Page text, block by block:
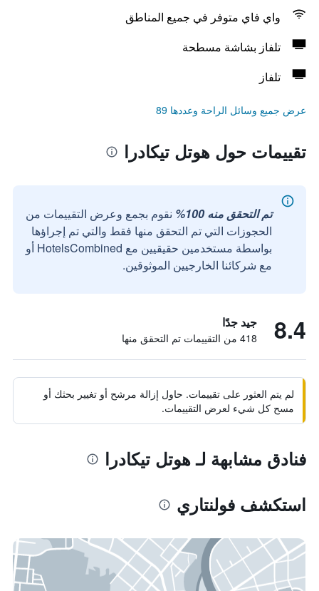
واي فاي متوفر في جميع المناطق
تلفاز بشاشة مسطحة
تلفاز
عرض جميع وسائل الراحة وعددها 89
تقييمات حول هوتل تيكادرا
تم التحقق منه 100%
نقوم بجمع وعرض التقييمات من
الحجوزات التي تم التحقق منها فقط والتي تم إجراؤها
بواسطة مستخدمين حقيقيين مع HotelsCombined أو
مع شركائنا الخارجيين الموثوقين.
8.4 جيد جدًا
418 من التقييمات تم التحقق منها
لم يتم العثور على تقييمات. حاول إزالة مرشح أو تغيير بحثك أو
مسح كل شيء لعرض التقييمات.
فنادق مشابهة لـ هوتل تيكادرا
استكشف فولنتاري